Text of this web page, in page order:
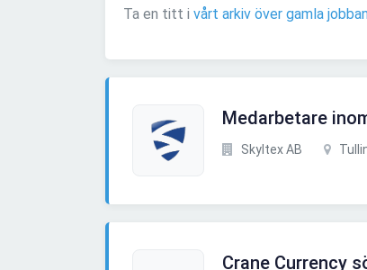
Ta en titt i vårt arkiv över gamla
Medarbetare
Skyltex AB
Crane Currency